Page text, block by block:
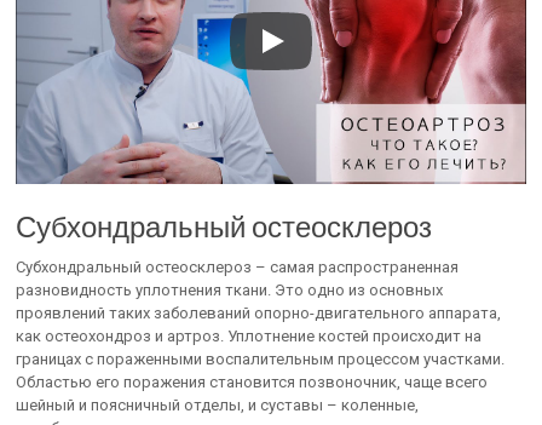
Субхондральный остеосклероз
Субхондральный остеосклероз – самая распространенная
разновидность уплотнения ткани. Это одно из основных
проявлений таких заболеваний опорно-двигательного аппарата,
как остеохондроз и артроз. Уплотнение костей происходит на
границах с пораженными воспалительным процессом участками.
Областью его поражения становится позвоночник, чаще всего
шейный и поясничный отделы, и суставы – коленные,